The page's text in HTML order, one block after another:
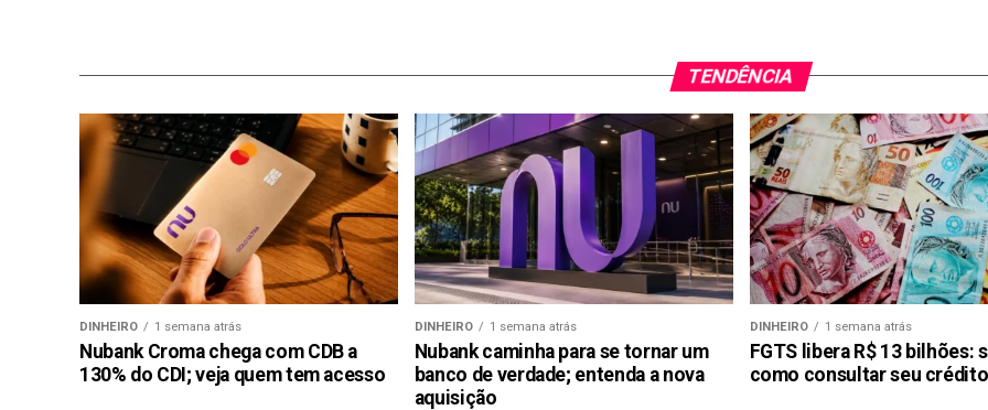
TENDÊNCIA
DINHEIRO 1 semana atrás
Nubank Croma chega com CDB a
130% do CDI; veja quem tem acesso
DINHEIRO 1 semana atrás
Nubank caminha para se tornar um
banco de verdade; entenda a nova
aquisição
DINHEIRO 1 semana atrás
FGTS libera R$ 13 bilhões:
como consultar seu